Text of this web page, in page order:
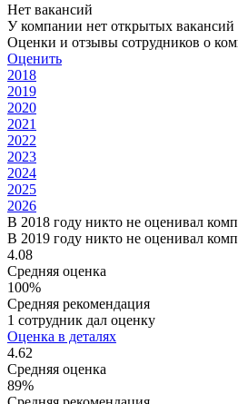
Нет вакансий
У компании нет открытых вакансий
Оценки и отзывы сотрудников о
Оценить
2018
2019
2020
2021
2022
2023
2024
2025
2026
В 2018 году никто не оценивал
В 2019 году никто не оценивал
4.08
Средняя оценка
100%
Средняя рекомендация
1 сотрудник дал оценку
Оценка в деталях
4.62
Средняя оценка
89%